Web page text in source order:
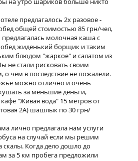
предлагалось 2х разовое -
общей стоимостью 85 грн/чел,
предлагалась молочная каша с
обед жиденький борщик и таким
блюдом "жаркое" и салатом из
не стали рисковать своим
о чем в последствие не пожалели.
можно отлично и очень
за меньшие деньги,
"Живая вода" 15 метров от
2А) шашлык по 30 грн/
лично предлагала нам услуги
на случай если мы решим
скалы. Когда дело дошло до
за 5 км пробега предложили